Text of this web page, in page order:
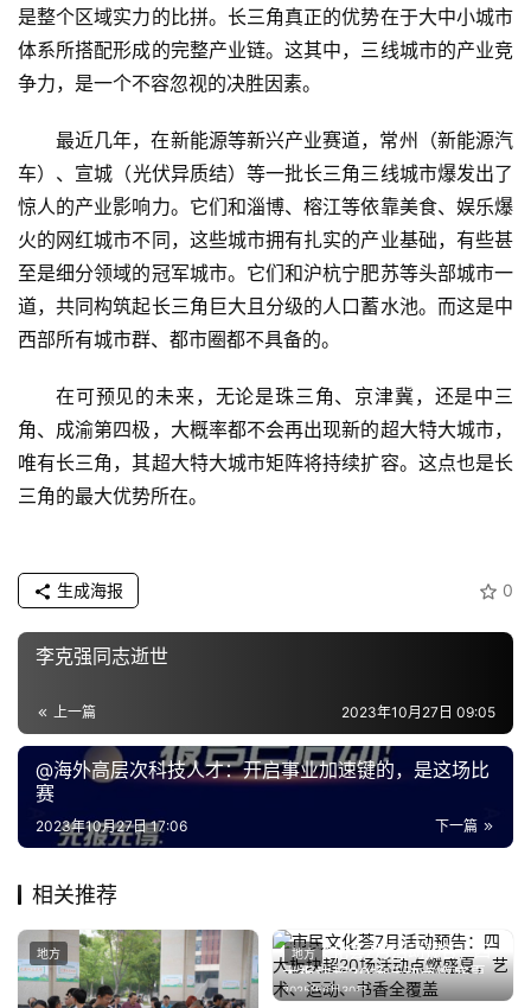
是整个区域实力的比拼。长三角真正的优势在于大中小城市
体系所搭配形成的完整产业链。这其中，三线城市的产业竞
争力，是一个不容忽视的决胜因素。
最近几年，在新能源等新兴产业赛道，常州
（新能源汽
车） 、宣城 （光伏异质结） 等一批长三角三线城市爆发出了
惊人的产业影响力。它们和淄博、榕江等依靠美食、娱乐爆
火的网红城市不同，这些城市拥有扎实的产业基础，有些甚
至是细分领域的冠军城市。它们和沪杭宁肥苏等头部城市一
道，共同构筑起长三角巨大且分级的人口蓄水池。而这是中
西部所有城市群、都市圈都不具备的。
在可预见的未来，无论是珠三角、京津冀，还是中三
角、成渝第四极，大概率都不会再出现新的超大特大城市，
唯有长三角，其超大特大城市矩阵将持续扩容。这点也是长
三角的最大优势所在。
0
生成海报
李克强同志逝世
上一篇 2023年10月27日 09:05
@海外高层次科技人才：开启事业加速键的，是这场比
赛
下一篇
2023年10月27日 17:06
相关推荐
地方
市民文化荟7月活动预告：四
大板块超20场活动点燃盛夏，
艺术、运动、书香全覆盖
2025年6月30日
地方